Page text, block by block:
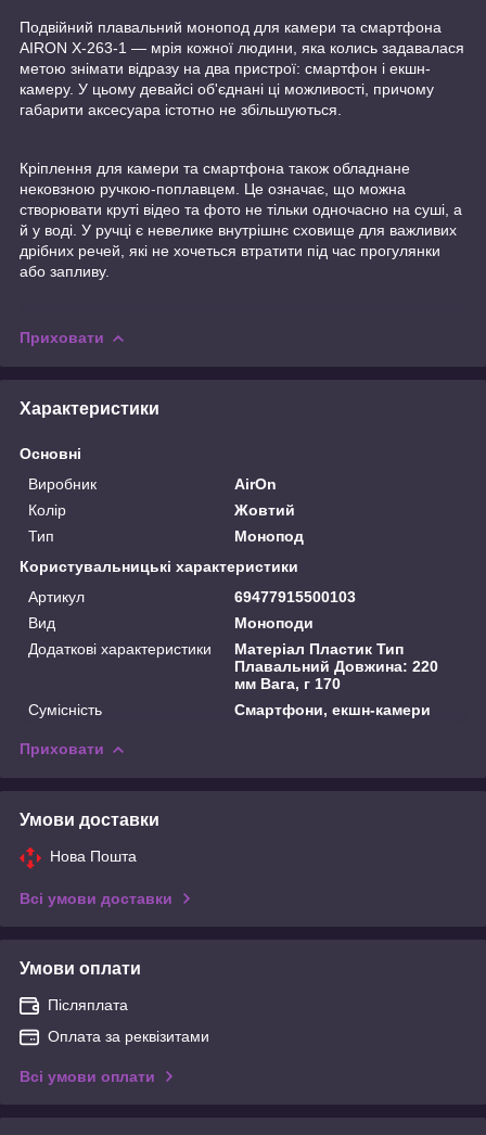
Подвійний плавальний монопод для камери та смартфона
AIRON X-263-1 — мрія кожної людини, яка колись задавалася
метою знімати відразу на два пристрої: смартфон і екшн-
камеру. У цьому девайсі об'єднані ці можливості, причому
габарити аксесуара істотно не збільшуються.
Кріплення для камери та смартфона також обладнане
нековзною ручкою-поплавцем. Це означає, що можна
створювати круті відео та фото не тільки одночасно на суші, а
й у воді. У ручці є невелике внутрішнє сховище для важливих
дрібних речей, які не хочеться втратити під час прогулянки
або запливу.
Приховати
Характеристики
Основні
Виробник
AirOn
Колір
Жовтий
Тип
Монопод
Користувальницькі характеристики
Артикул
69477915500103
Вид
Моноподи
Додаткові характеристики
Матеріал Пластик Тип
Плавальний Довжина: 220
мм Вага, г 170
Сумісність
Смартфони, екшн-камери
Приховати
Умови доставки
Нова Пошта
Всі умови доставки
Умови оплати
Післяплата
Оплата за реквізитами
Всі умови оплати